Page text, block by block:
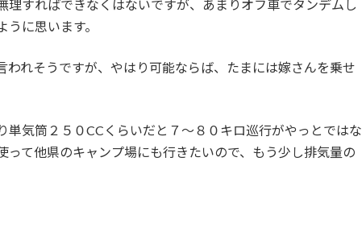
理すればできなくはないですが、あまりオフ車でタンデムし
に思います。
われそうですが、やはり可能ならば、たまには嫁さんを乗せ
気筒２５０CCくらいだと７～８０キロ巡行がやっとではな
て他県のキャンプ場にも行きたいので、もう少し排気量の